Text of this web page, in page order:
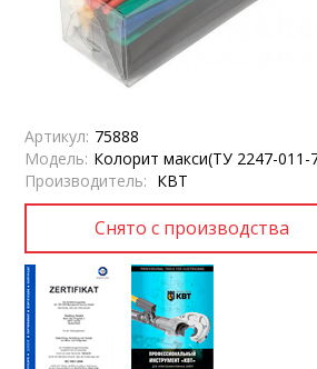
Артикул: 75888
Модель: Колорит макси(ТУ 2247-011-
Производитель: КВТ